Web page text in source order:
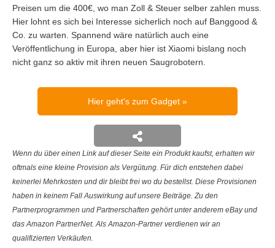
Preisen um die 400€, wo man Zoll & Steuer selber zahlen muss.
Hier lohnt es sich bei Interesse sicherlich noch auf Banggood &
Co. zu warten. Spannend wäre natürlich auch eine
Veröffentlichung in Europa, aber hier ist Xiaomi bislang noch
nicht ganz so aktiv mit ihren neuen Saugrobotern.
Hier geht's zum Gadget
Wenn du über einen Link auf dieser Seite ein Produkt kaufst, erhalten wir
oftmals eine kleine Provision als Vergütung. Für dich entstehen dabei
keinerlei Mehrkosten und dir bleibt frei wo du bestellst. Diese Provisionen
haben in keinem Fall Auswirkung auf unsere Beiträge. Zu den
Partnerprogrammen und Partnerschaften gehört unter anderem eBay und
das Amazon PartnerNet. Als Amazon-Partner verdienen wir an
qualifizierten Verkäufen.